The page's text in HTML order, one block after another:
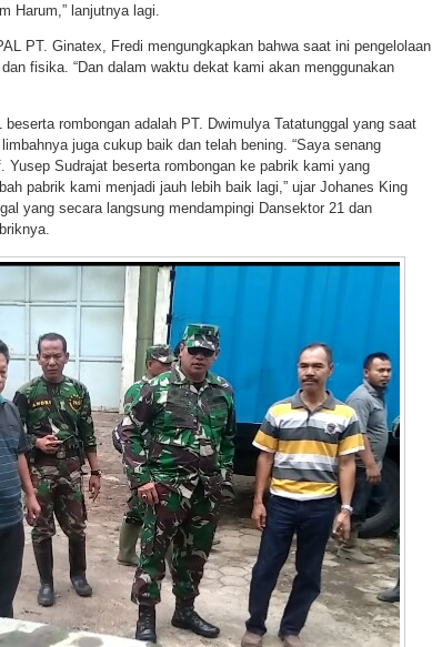
Harum,” lanjutnya lagi.
PT. Ginatex, Fredi mengungkapkan bahwa saat ini pengelolaan
fisika. “Dan dalam waktu dekat kami akan menggunakan
rombongan adalah PT. Dwimulya Tatatunggal yang saat
juga cukup baik dan telah bening. “Saya senang
Yusep Sudrajat beserta rombongan ke pabrik kami yang
pabrik kami menjadi jauh lebih baik lagi,” ujar Johanes King
yang secara langsung mendampingi Dansektor 21 dan